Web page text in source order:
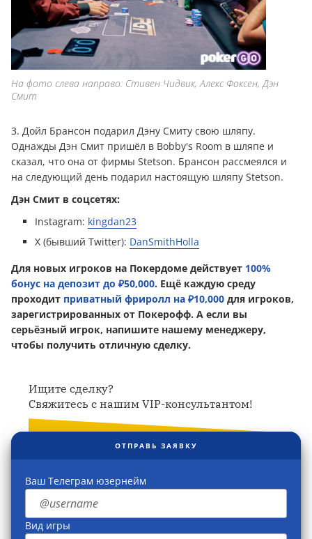
На фото слева направо: Стивен Чидвик, Алекс Фоксен, Дэн
Смит
3. Дойл Брансон подарил Дэну Смиту свою шляпу.
Однажды Дэн Смит пришёл в Bobby's Room в шляпе и
сказал, что она от фирмы Stetson. Брансон рассмеялся и
на следующий день подарил настоящую шляпу Stetson.
Дэн Смит в соцсетях:
Instagram: kingdan23
X (бывший Twitter): DanSmithHolla
Для новых игроков на Покердоме действует 100%
бонус на депозит до ₽50,000. Ещё каждую среду
проходит приватный фриролл на ₽10,000 для игроков,
зарегистрированных от Покерофф. А если вы
серьёзный игрок, напишите нашему менеджеру,
чтобы получить отличную сделку.
Ищите сделку?
Свяжитесь с нашим VIP-консультантом!
ОТПРАВЬ ЗАЯВКУ
Ваш Телеграм юзернейм
Вид игры